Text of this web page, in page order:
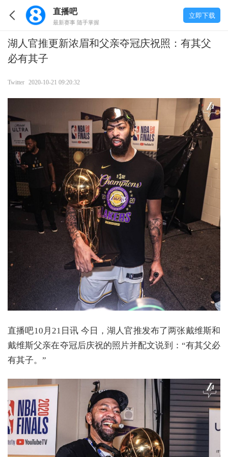
直播吧
最新赛事 随手掌握
立即下载
湖人官推更新浓眉和父亲夺冠庆祝照：有其父
必有其子
Twitter 2020-10-21 09:20:32
直播吧10月21日讯 今日，湖人官推发布了两张戴维斯和
戴维斯父亲在夺冠后庆祝的照片并配文说到：“有其父必
有其子。”